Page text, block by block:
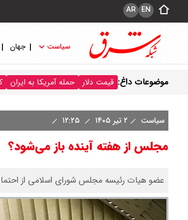
EN
AR
سیاست جهان
موضوعات داغ: قیمت دلار حمله آمریکا به ایران
سیاست ۲ تیر ۱۴۰۵
مجلس از هفته آینده باز می‌شود؟
عضو هیات رئیسه مجلس شورای اسلامی از